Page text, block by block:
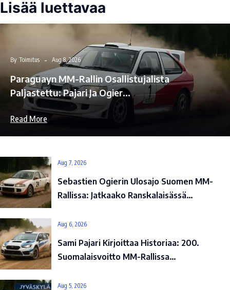
Lisää luettavaa
By Toimitus Aug 8, 2026
Paraguayn MM-Rallin Osallistujalista
Paljastettu: Pajari Ja Ogier…
Read More
Aug 7, 2026
Sebastien Ogierin Ulosajo Suomen MM-
Rallissa: Jatkaako Ranskalaisässä…
Aug 6, 2026
Sami Pajari Kirjoittaa Historiaa: 200.
Suomalaisvoitto MM-Rallissa…
Aug 5, 2026